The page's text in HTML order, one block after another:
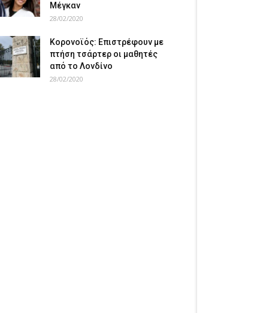
Μέγκαν
28/02/2020
Κορονοϊός: Επιστρέφουν με
πτήση τσάρτερ οι μαθητές
από το Λονδίνο
28/02/2020